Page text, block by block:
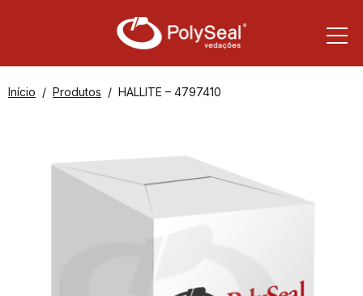
Início Produtos HALLITE – 4797410